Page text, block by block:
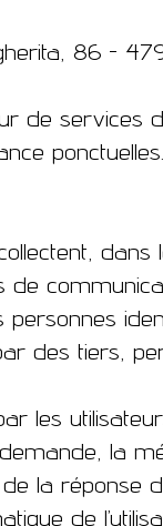
86 -
de services
ponctuelles.
de
des tiers,
les
la
la réponse
de